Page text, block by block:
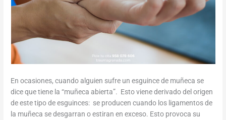
En ocasiones, cuando alguien sufre un esguince de muñeca se
dice que tiene la “muñeca abierta”. Esto viene derivado del origen
de este tipo de esguinces: se producen cuando los ligamentos de
la muñeca se desgarran o estiran en exceso. Esto provoca su